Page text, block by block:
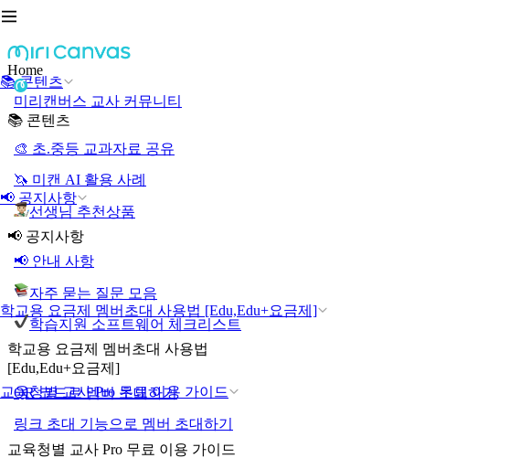
📚 콘텐츠
📢 공지사항
학교용 요금제 멤버초대 사용법 [Edu,Edu+요금제]
교육청별 교사 Pro 무료 이용 가이드
Home
미리캔버스 교사 커뮤니티
📚 콘텐츠
🎨 초.중등 교과자료 공유
🦄 미캔 AI 활용 사례
선생님 추천상품
📢 공지사항
📢 안내 사항
자주 묻는 질문 모음
학습지원 소프트웨어 체크리스트
학교용 요금제 멤버초대 사용법
[Edu,Edu+요금제]
QR 코드로 멤버 초대하기
링크 초대 기능으로 멤버 초대하기
교육청별 교사 Pro 무료 이용 가이드